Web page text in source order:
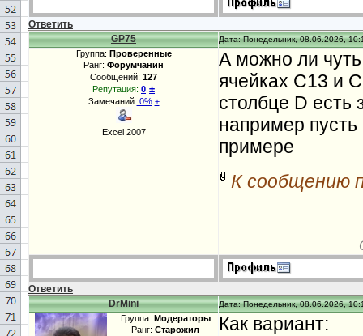
Ответить
GP75
Дата: Понедельник, 08.06.2026,
Группа: Проверенные
Ранг: Форумчанин
Сообщений: 127
Репутация: 0 ±
Замечаний: 0% ±
Excel 2007
А можно ли
ячейках С13 и
столбце D есть
например
примере
К сообщению
Ответить
DrMini
Дата: Понедельник, 08.06.2026,
Группа: Модераторы
Ранг: Старожил
Как вариант: